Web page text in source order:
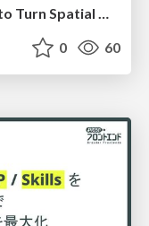
Exploring Abstract Design Tools to Turn Spatial App Feedback into Codex (En)
0 60